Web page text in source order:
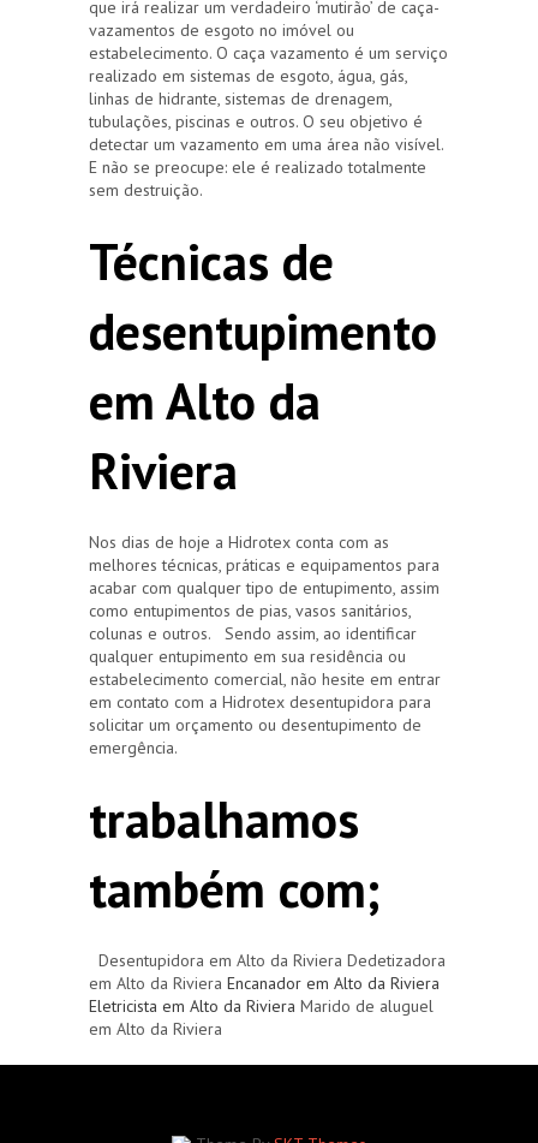
que irá realizar um verdadeiro ‘mutirão’ de caça-
vazamentos de esgoto no imóvel ou
estabelecimento. O caça vazamento é um serviço
realizado em sistemas de esgoto, água, gás,
linhas de hidrante, sistemas de drenagem,
tubulações, piscinas e outros. O seu objetivo é
detectar um vazamento em uma área não visível.
E não se preocupe: ele é realizado totalmente
sem destruição.
Técnicas de
desentupimento
em Alto da
Riviera
Nos dias de hoje a Hidrotex conta com as
melhores técnicas, práticas e equipamentos para
acabar com qualquer tipo de entupimento, assim
como entupimentos de pias, vasos sanitários,
colunas e outros. Sendo assim, ao identificar
qualquer entupimento em sua residência ou
estabelecimento comercial, não hesite em entrar
em contato com a Hidrotex desentupidora para
solicitar um orçamento ou desentupimento de
emergência.
trabalhamos
também com;
Desentupidora em Alto da Riviera Dedetizadora
em Alto da Riviera Encanador em Alto da Riviera
Eletricista em Alto da Riviera Marido de aluguel
em Alto da Riviera